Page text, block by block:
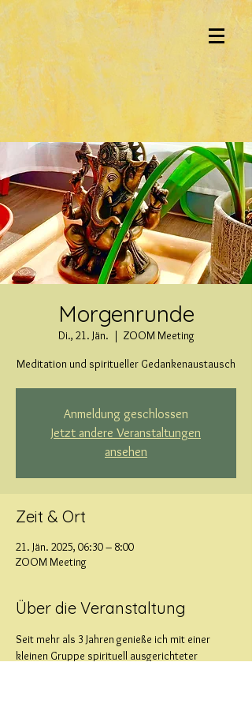
Morgenrunde
Di., 21. Jän.
  |
ZOOM Meeting
Meditation und spiritueller Gedankenaustausch
Anmeldung geschlossen
Jetzt andere Veranstaltungen
ansehen
Zeit & Ort
21. Jän. 2025, 06:30 – 8:00
ZOOM Meeting
Über die Veranstaltung
Seit mehr als 3 Jahren genieße ich mit einer
kleinen Gruppe spirituell ausgerichteter